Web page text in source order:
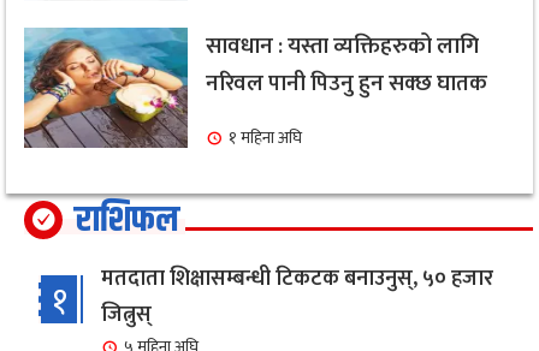
सावधान : यस्ता व्यक्तिहरुको लागि
नरिवल पानी पिउनु हुन सक्छ घातक
१ महिना अघि
राशिफल
१
मतदाता शिक्षासम्बन्धी टिकटक बनाउनुस्, ५० हजार
जित्नुस्